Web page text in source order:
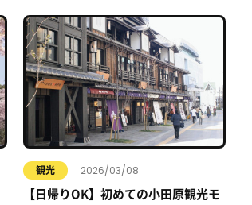
観光 2026/03/08
【日帰りOK】初めての小田原観光モ